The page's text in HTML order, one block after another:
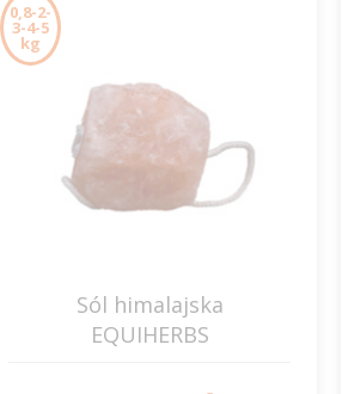
0,8-2-
3-4-5
kg
Sól himalajska
EQUIHERBS